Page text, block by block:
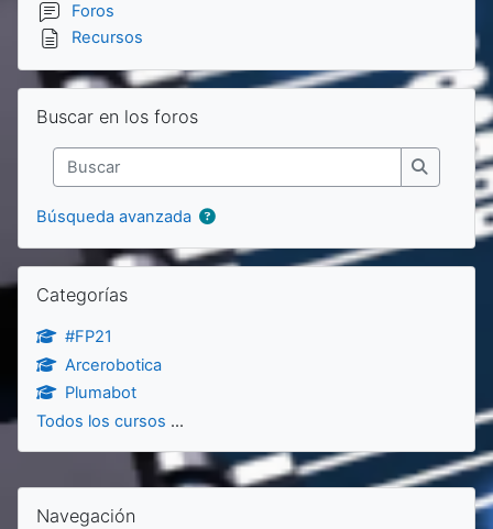
Foros
Recursos
Salta Buscar en los foros
Buscar en los foros
Buscar
Buscar
Búsqueda avanzada
Salta Categorías
Categorías
#FP21
Arcerobotica
Plumabot
Todos los cursos ...
Bloques
Salta Navegación
Navegación